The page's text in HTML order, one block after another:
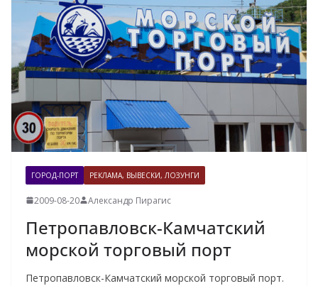
ГОРОД-ПОРТ РЕКЛАМА, ВЫВЕСКИ, ЛОЗУНГИ
2009-08-20 Александр Пирагис
Петропавловск-Камчатский
морской торговый порт
Петропавловск-Камчатский морской торговый порт.